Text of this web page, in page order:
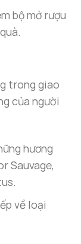
bộ mở rượu
trong giao
của người
hương
Sauvage,
về loại